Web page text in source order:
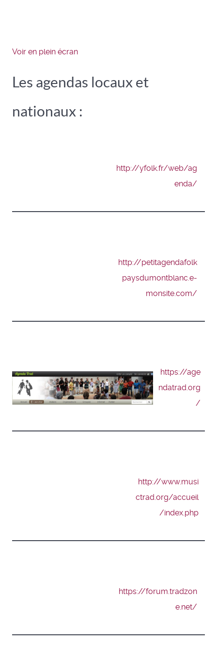
Voir en plein écran
Les agendas locaux et
nationaux :
http://yfolk.fr/web/ag
enda/
http://petitagendafolk
paysdumontblanc.e-
monsite.com/
https://age
ndatrad.org
/
http://www.musi
ctrad.org/accueil
/index.php
https://forum.tradzon
e.net/